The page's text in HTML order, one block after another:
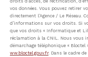
vos données. Vous pouvez retirer
directement l’Agence / Le Réseau.
d’informations sur vos droits. Si
que vos droits « Informatique et
réclamation à la CNIL. Nous vous
démarchage téléphonique «
ww.bloctel.gouv.fr. Dans le cadre